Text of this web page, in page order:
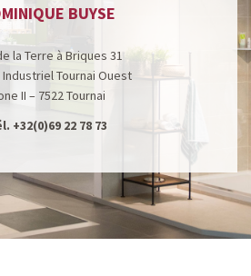
BUYSE
la Terre à Briques 31
Industriel Tournai Ouest
II – 7522 Tournai
+32(0)69 22 78 73